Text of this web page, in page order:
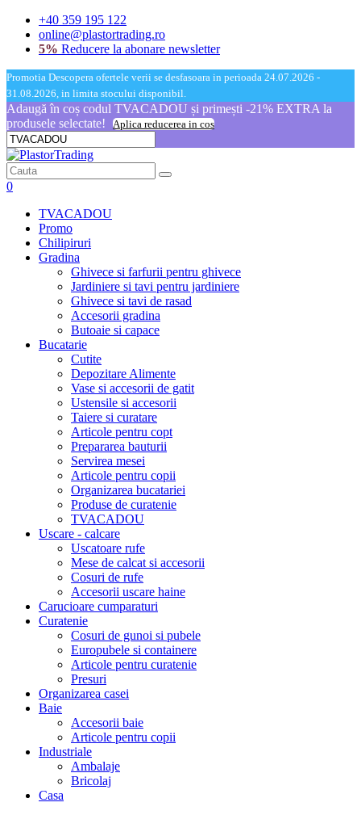
+40 359 195 122
online@plastortrading.ro
5% Reducere la abonare newsletter
Promotia Descopera ofertele verii se desfasoara in perioada 24.07.2026 -
31.08.2026, in limita stocului disponibil.
Adaugă în coș codul TVACADOU și primești -21% EXTRA la
produsele selectate!
Aplica reducerea in cos
0
TVACADOU
Promo
Chilipiruri
Gradina
Ghivece si farfurii pentru ghivece
Jardiniere si tavi pentru jardiniere
Ghivece si tavi de rasad
Accesorii gradina
Butoaie si capace
Bucatarie
Cutite
Depozitare Alimente
Vase si accesorii de gatit
Ustensile si accesorii
Taiere si curatare
Articole pentru copt
Prepararea bauturii
Servirea mesei
Articole pentru copii
Organizarea bucatariei
Produse de curatenie
TVACADOU
Uscare - calcare
Uscatoare rufe
Mese de calcat si accesorii
Cosuri de rufe
Accesorii uscare haine
Carucioare cumparaturi
Curatenie
Cosuri de gunoi si pubele
Europubele si containere
Articole pentru curatenie
Presuri
Organizarea casei
Baie
Accesorii baie
Articole pentru copii
Industriale
Ambalaje
Bricolaj
Casa